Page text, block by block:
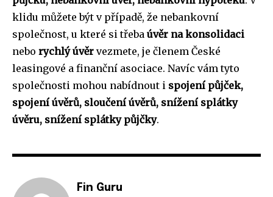
klidu můžete být v případě, že nebankovní
společnost, u které si třeba úvěr na konsolidaci
nebo rychlý úvěr vezmete, je členem České
leasingové a finanční asociace. Navíc vám tyto
společnosti mohou nabídnout i spojení půjček,
spojení úvěrů, sloučení úvěrů, snížení splátky
úvěru, snížení splátky půjčky.
Fin Guru